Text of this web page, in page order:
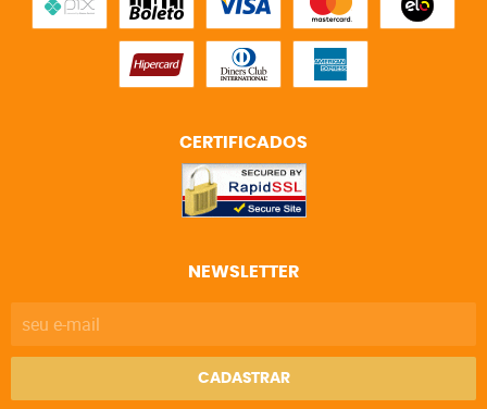
CERTIFICADOS
NEWSLETTER
CADASTRAR